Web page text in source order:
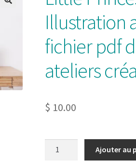
Illustration
fichier pdf
ateliers
$ 10.00
Ajouter au